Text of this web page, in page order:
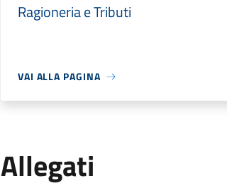
Ragioneria e Tributi
VAI ALLA PAGINA
Allegati